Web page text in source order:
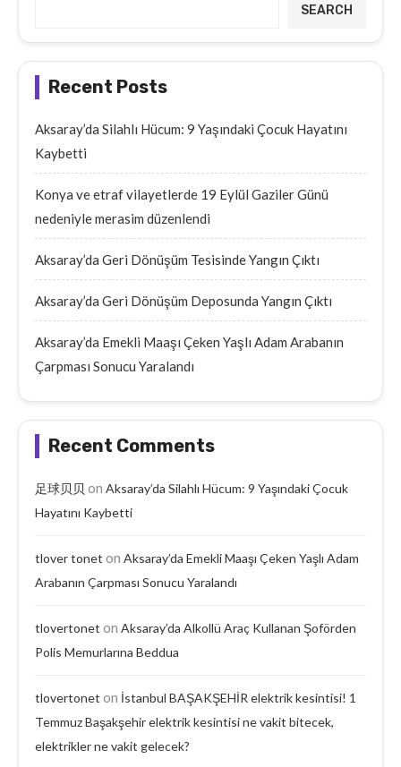
SEARCH
Recent Posts
Aksaray’da Silahlı Hücum: 9 Yaşındaki Çocuk Hayatını
Kaybetti
Konya ve etraf vilayetlerde 19 Eylül Gaziler Günü
nedeniyle merasim düzenlendi
Aksaray’da Geri Dönüşüm Tesisinde Yangın Çıktı
Aksaray’da Geri Dönüşüm Deposunda Yangın Çıktı
Aksaray’da Emekli Maaşı Çeken Yaşlı Adam Arabanın
Çarpması Sonucu Yaralandı
Recent Comments
足球贝贝 on Aksaray’da Silahlı Hücum: 9 Yaşındaki Çocuk
Hayatını Kaybetti
tlover tonet on Aksaray’da Emekli Maaşı Çeken Yaşlı Adam
Arabanın Çarpması Sonucu Yaralandı
tlovertonet on Aksaray’da Alkollü Araç Kullanan Şoförden
Polis Memurlarına Beddua
tlovertonet on İstanbul BAŞAKŞEHİR elektrik kesintisi! 1
Temmuz Başakşehir elektrik kesintisi ne vakit bitecek,
elektrikler ne vakit gelecek?